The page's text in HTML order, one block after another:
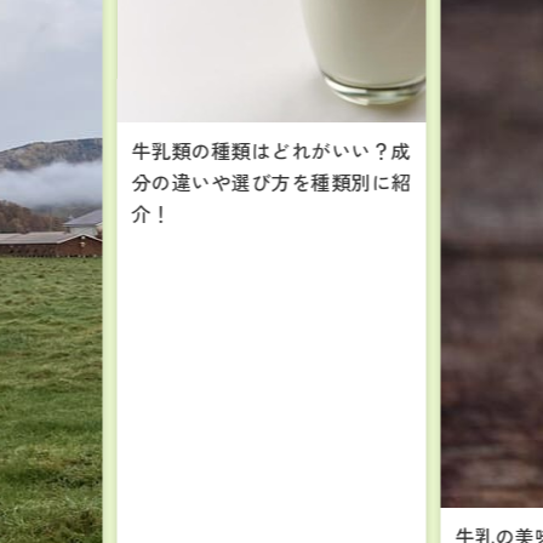
牛乳類の種類はどれがいい？成
分の違いや選び方を種類別に紹
介！
牛乳の美